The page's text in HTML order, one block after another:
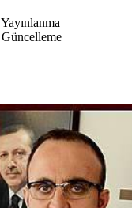
Yayınlanma
Güncelleme